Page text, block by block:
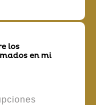
los
en mi